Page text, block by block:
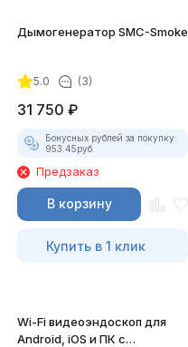
Дымогенератор SMC-Smoke
5.0 (3)
31 750 ₽
Бонусных рублей за покупку:
953.45руб.
Предзаказ
В корзину
Купить в 1 клик
Wi-Fi видеоэндоскоп для
Android, iOS и ПК с